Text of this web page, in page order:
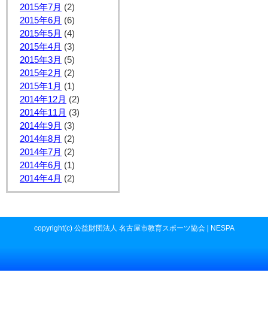
2015年7月 (2)
2015年6月 (6)
2015年5月 (4)
2015年4月 (3)
2015年3月 (5)
2015年2月 (2)
2015年1月 (1)
2014年12月 (2)
2014年11月 (3)
2014年9月 (3)
2014年8月 (2)
2014年7月 (2)
2014年6月 (1)
2014年4月 (2)
copyright(c) 公益財団法人 名古屋市教育スポーツ協会 | NESPA